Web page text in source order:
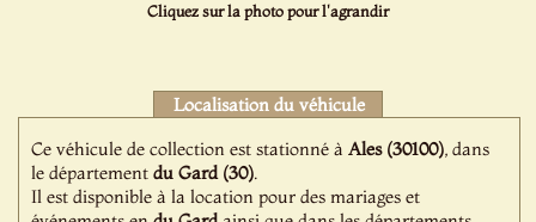
Cliquez sur la photo pour l'agrandir
Localisation du véhicule
Ce véhicule de collection est stationné àAles (30100), dans
le départementdu Gard (30).
Il est disponible à la location pour des mariages et